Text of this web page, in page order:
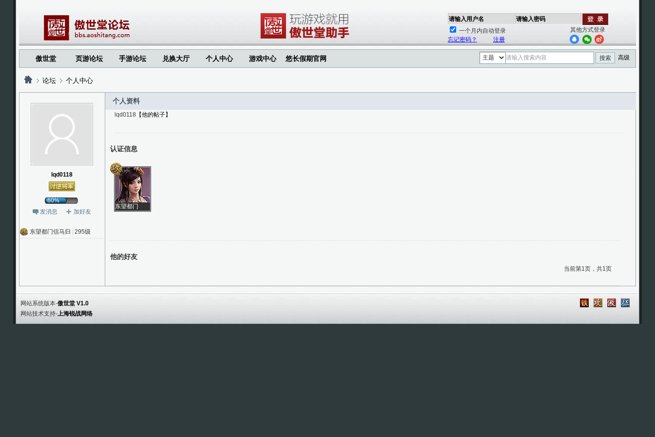
请输入用户名
请输入密码
一个月内自动登录
忘记密码？
注册
其他方式登录
傲世堂 页游论坛 手游论坛 兑换大厅 个人中心 游戏中心 悠长假期官网 搜索 高级
论坛
?
个人中心
lqd0118
60%
发消息
加好友
东望都门信马归 295级
个人资料
lqd0118 【他的帖子】
认证信息
东望都门
他的好友
当前第1页，共1页
网站系统版本-傲世堂 V1.0
网站技术支持-上海锐战网络